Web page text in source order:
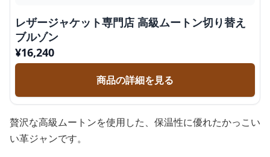
レザージャケット専門店 高級ムートン切り替え
ブルゾン
¥16,240
商品の詳細を見る
贅沢な高級ムートンを使用した、保温性に優れたかっこい
い革ジャンです。